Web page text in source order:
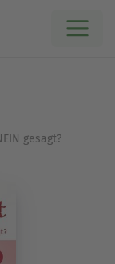
gesagt?